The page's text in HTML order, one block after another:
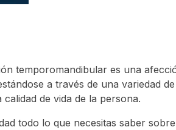
temporomandibular es una
a través de una variedad
de vida de la persona.
todo lo que necesitas saber